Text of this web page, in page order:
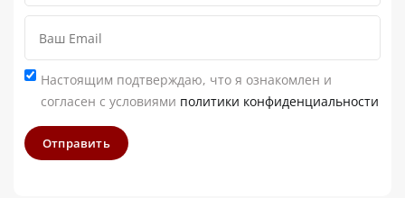
Настоящим подтверждаю, что я ознакомлен и
согласен с условиями политики конфиденциальности
Отправить